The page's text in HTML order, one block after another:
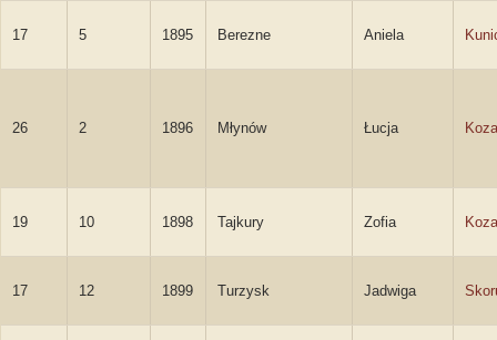
17 5 1895 Berezne Aniela
26 2 1896 Młynów Łucja
19 10 1898 Tajkury Zofia
17 12 1899 Turzysk Jadwiga